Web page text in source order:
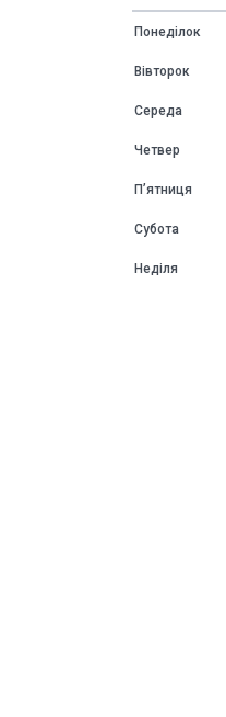
Понеділок
Вівторок
Середа
Четвер
Пʼятниця
Субота
Неділя